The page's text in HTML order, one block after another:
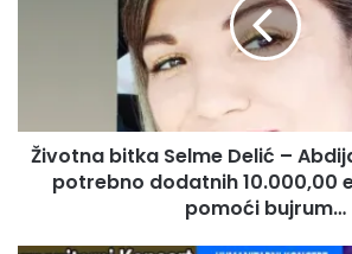
potrebno
dodatnih
10.000,00
Životna bitka Selme Delić –
potrebno dodatnih 10.000,00
pomoći bujrum…